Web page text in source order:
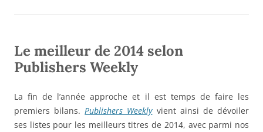
Le meilleur de 2014 selon
Publishers Weekly
La fin de l’année approche et il est temps de faire les
premiers bilans. Publishers Weeklyvient ainsi de dévoiler
ses listes pour les meilleurs titres de 2014, avec parmi nos